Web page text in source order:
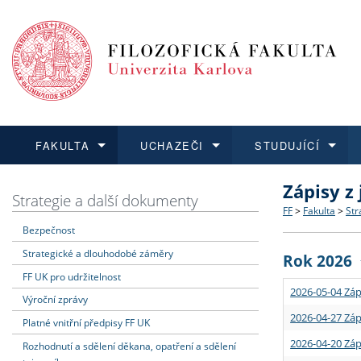
FAKULTA
Dozvědět se více
Struktura
Strategie
Podpora
UCHAZEČI
Podat přihlášku
Co
Učitelské
STUDUJÍCÍ
Dozvědět se více
Rigorózní
Dozvědět se více
O vědě a
Granty a
Dozvědět se více
Aktuální
Strategie a další dokumenty
Bezpečnost
Strategické a dlouhodobé záměry
FF UK pro udržitelnost
Výroční zprávy
Platné vnitřní předpisy FF UK
Rozhodnutí a sdělení děkana, opatření a sdělení
Zápisy
FF > Fakulta >
Rok 2026
2026-05-04
2026-04-27
2026-04-20